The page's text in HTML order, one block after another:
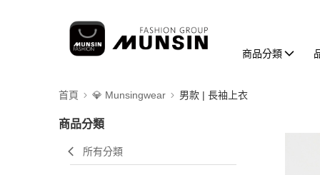
商品分類
首頁 💎 Munsingwear 男款 | 長袖上衣
商品分類
所有分類